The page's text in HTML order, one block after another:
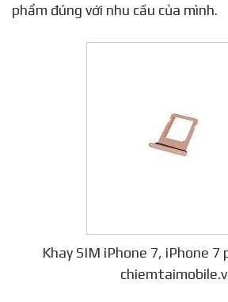
phẩm đúng với nhu cầu của mình.
Khay SIM iPhone 7, iPhone